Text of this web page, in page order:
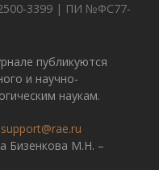
3399 | ПИ №ФС77-
публикуются
и научно-
наукам.
support@rae.ru
Бизенкова М.Н. –